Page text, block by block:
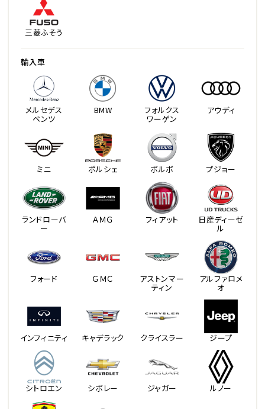
三菱ふそう
輸入車
メルセデス
ベンツ
BMW フォルクス
ワーゲン
アウディ
ミニ ポルシェ ボルボ プジョー
ランドローバ
ー
ＡＭＧ フィアット 日産ディーゼ
ル
フォード ＧＭＣ アストンマー
ティン
アルファロメ
オ
インフィニティ キャデラック クライスラー ジープ
シトロエン シボレー ジャガー ルノー